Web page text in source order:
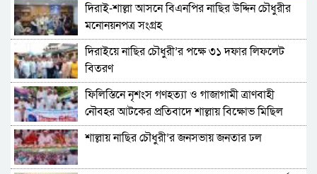
দিরাই-শাল্লা আসনে বিএনপির নাছির উদ্দিন চৌধুরীর
মনোনয়নপত্র সংগ্রহ
দিরাইয়ে নাছির চৌধুরী’র পক্ষে ৩১ দফার লিফলেট
বিতরণ
ফিলিস্তিনে নৃশংস গণহত্যা ও গাজাগামী ত্রাণবাহী
নৌবহর আটকের প্রতিবাদে শাল্লায় বিক্ষোভ মিছিল
শাল্লায় নাছির চৌধুরী’র জনসভায় জনতার ঢল